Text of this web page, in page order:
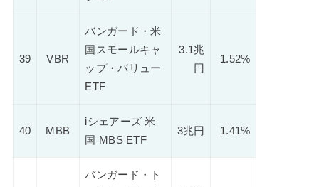
39 VBR
バンガード・米
国スモールキャ
ップ・バリュー
ETF
3.1兆
円
1.52%
40 MBB
iシェアーズ 米
国 MBS ETF
3兆円 1.41%
バンガード・ト